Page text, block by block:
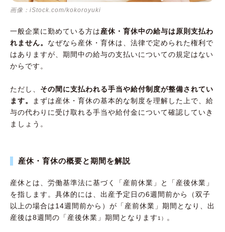
画像：iStock.com/kokoroyuki
一般企業に勤めている方は産休・育休中の給与は原則支払わ
れません。 なぜなら産休・育休は、法律で定められた権利で
はありますが、期間中の給与の支払いについての規定はない
からです。
ただし、 その間に支払われる手当や給付制度が整備されてい
ます。
まずは産休・育休の基本的な制度を理解した上で、給
与の代わりに受け取れる手当や給付金について確認していき
ましょう。
産休・育休の概要と期間を解説
産休とは、労働基準法に基づく「産前休業」と「産後休業」
を指します。具体的には、出産予定日の6週間前から（双子
以上の場合は14週間前から）が「産前休業」期間となり、出
産後は8週間の「産後休業」期間となります 1） 。